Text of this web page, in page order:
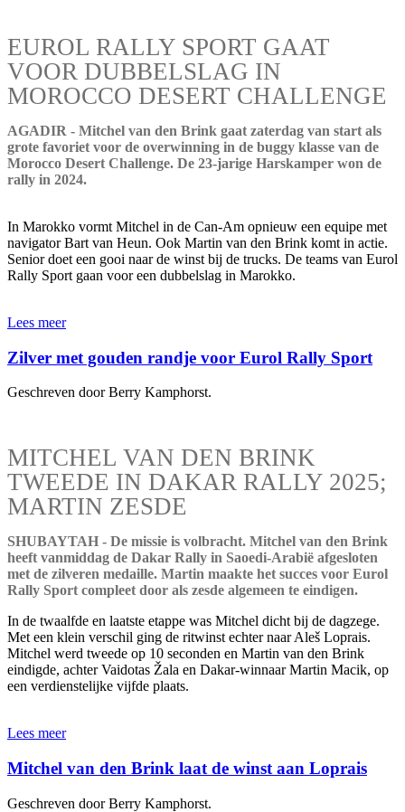
EUROL RALLY SPORT GAAT
VOOR DUBBELSLAG IN
MOROCCO DESERT CHALLENGE
AGADIR - Mitchel van den Brink gaat zaterdag van start als
grote favoriet voor de overwinning in de buggy klasse van de
Morocco Desert Challenge. De 23-jarige Harskamper won de
rally in 2024.
In Marokko vormt Mitchel in de Can-Am opnieuw een equipe met
navigator Bart van Heun. Ook Martin van den Brink komt in actie.
Senior doet een gooi naar de winst bij de trucks. De teams van Eurol
Rally Sport gaan voor een dubbelslag in Marokko.
Lees meer
Zilver met gouden randje voor Eurol Rally Sport
Geschreven door Berry Kamphorst.
MITCHEL VAN DEN BRINK
TWEEDE IN DAKAR RALLY 2025;
MARTIN ZESDE
SHUBAYTAH - De missie is volbracht. Mitchel van den Brink
heeft vanmiddag de Dakar Rally in Saoedi-Arabië afgesloten
met de zilveren medaille. Martin maakte het succes voor Eurol
Rally Sport compleet door als zesde algemeen te eindigen.
In de twaalfde en laatste etappe was Mitchel dicht bij de dagzege.
Met een klein verschil ging de ritwinst echter naar Aleš Loprais.
Mitchel werd tweede op 10 seconden en Martin van den Brink
eindigde, achter Vaidotas Žala en Dakar-winnaar Martin Macik, op
een verdienstelijke vijfde plaats.
Lees meer
Mitchel van den Brink laat de winst aan Loprais
Geschreven door Berry Kamphorst.